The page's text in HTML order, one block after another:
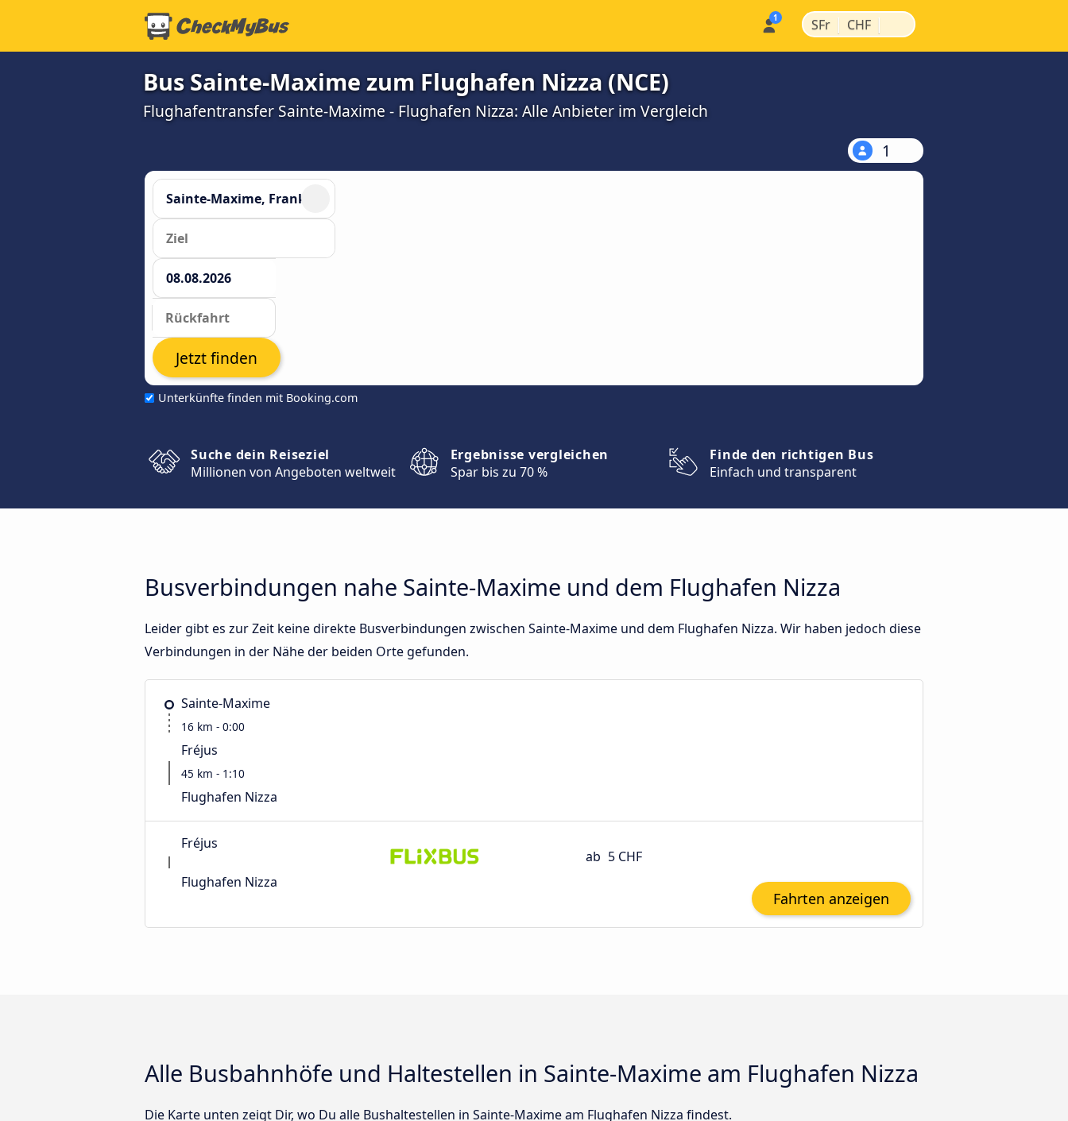
SFr | CHF |
Bus Sainte-Maxime zum Flughafen Nizza (NCE)
Flughafentransfer Sainte-Maxime - Flughafen Nizza: Alle Anbieter im Vergleich
1
Unterkünfte finden mit Booking.com
Jetzt finden
Suche dein Reiseziel
Millionen von Angeboten weltweit
Ergebnisse vergleichen
Spar bis zu 70 %
Finde den richtigen Bus
Einfach und transparent
Busverbindungen nahe Sainte-Maxime und dem Flughafen Nizza
Leider gibt es zur Zeit keine direkte Busverbindungen zwischen Sainte-Maxime und dem Flughafen Nizza. Wir haben jedoch diese
Verbindungen in der Nähe der beiden Orte gefunden.
Sainte-Maxime
16 km - 0:00
Fréjus
45 km - 1:10
Flughafen Nizza
Fréjus
Flughafen Nizza
ab 5 CHF
Fahrten anzeigen
Alle Busbahnhöfe und Haltestellen in Sainte-Maxime am Flughafen Nizza
Die Karte unten zeigt Dir, wo Du alle Bushaltestellen in Sainte-Maxime am Flughafen Nizza findest.